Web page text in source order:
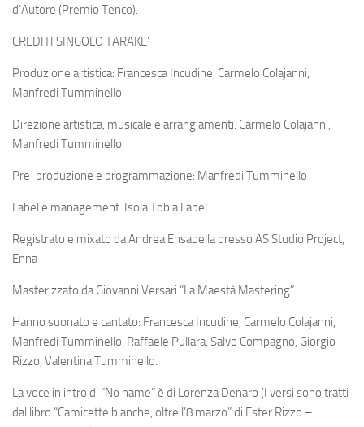
d’Autore (Premio Tenco).
CREDITI SINGOLO TARAKE’
Produzione artistica: Francesca Incudine, Carmelo Colajanni,
Manfredi Tumminello
Direzione artistica, musicale e arrangiamenti: Carmelo Colajanni,
Manfredi Tumminello
Pre-produzione e programmazione: Manfredi Tumminello
Label e management: Isola Tobia Label
Registrato e mixato da Andrea Ensabella presso AS Studio Project,
Enna
Masterizzato da Giovanni Versari “La Maestà Mastering”
Hanno suonato e cantato: Francesca Incudine, Carmelo Colajanni,
Manfredi Tumminello, Raffaele Pullara, Salvo Compagno, Giorgio
Rizzo, Valentina Tumminello.
La voce in intro di “No name” è di Lorenza Denaro (I versi sono tratti
dal libro “Camicette bianche, oltre l’8 marzo” di Ester Rizzo –